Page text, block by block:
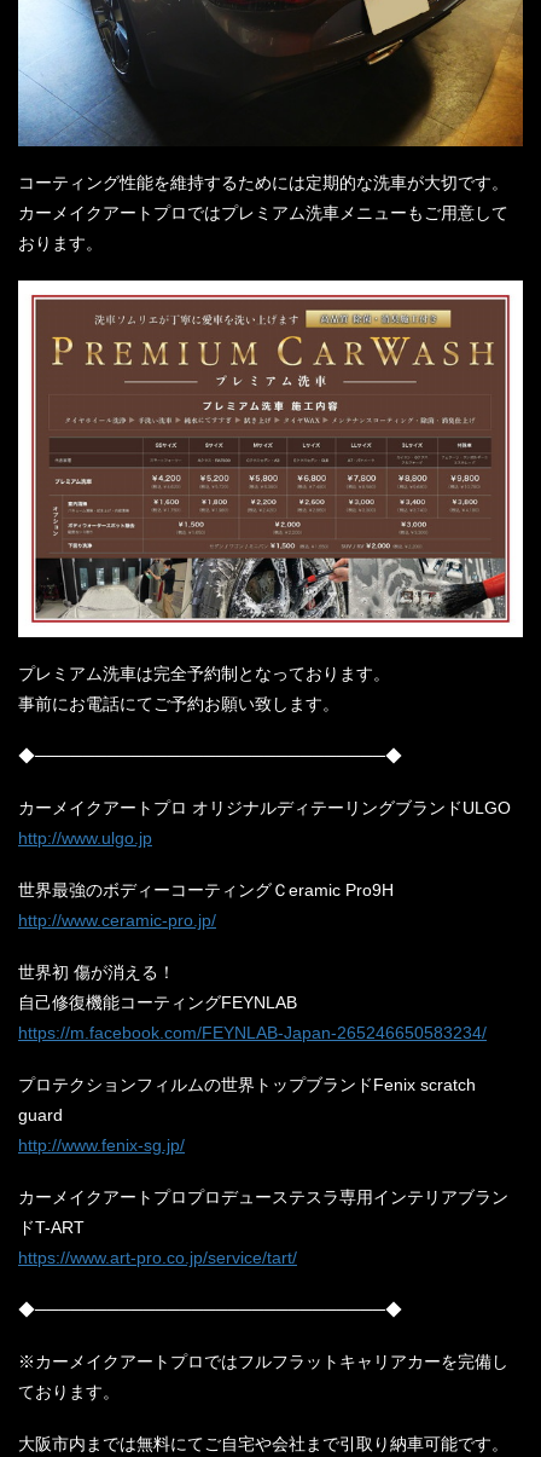
コーティング性能を維持するためには定期的な洗車が大切です。
カーメイクアートプロではプレミアム洗車メニューもご用意して
おります。
プレミアム洗車は完全予約制となっております。
事前にお電話にてご予約お願い致します。
◆─────────────────────────────◆
カーメイクアートプロ オリジナルディテーリングブランドULGO
http://www.ulgo.jp
世界最強のボディーコーティングＣeramic Pro9H
http://www.ceramic-pro.jp/
世界初 傷が消える！
自己修復機能コーティングFEYNLAB
https://m.facebook.com/FEYNLAB-Japan-265246650583234/
プロテクションフィルムの世界トップブランドFenix scratch
guard
http://www.fenix-sg.jp/
カーメイクアートプロプロデューステスラ専用インテリアブラン
ドT-ART
https://www.art-pro.co.jp/service/tart/
◆─────────────────────────────◆
※カーメイクアートプロではフルフラットキャリアカーを完備し
ております。
大阪市内までは無料にてご自宅や会社まで引取り納車可能です。